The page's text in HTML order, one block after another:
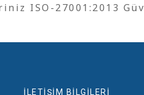
ISO-27001:2013
İLETİŞİM BİLGİLERİ